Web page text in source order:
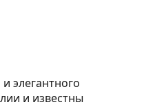
элегантного
и известны